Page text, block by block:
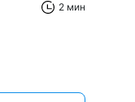
2 мин